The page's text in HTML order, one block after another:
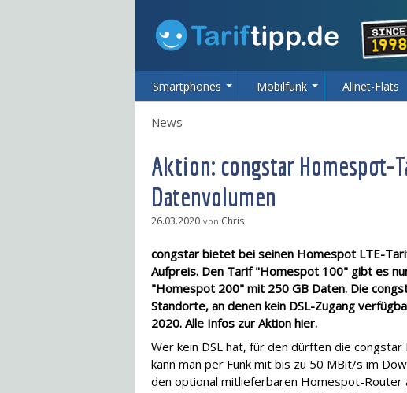
Smartphones Mobilfunk Allnet-Flats
News
Aktion: congstar Homespot-
Datenvolumen
26.03.2020 von Chris
congstar bietet bei seinen Homespot LTE-
Aufpreis. Den Tarif "Homespot 100" gibt es
"Homespot 200" mit 250 GB Daten. Die
Standorte, an denen kein DSL-Zugang
2020. Alle Infos zur Aktion hier.
Wer kein DSL hat, für den dürften die
kann man per Funk mit bis zu 50 MBit/s im
den optional mitlieferbaren Homespot-Router